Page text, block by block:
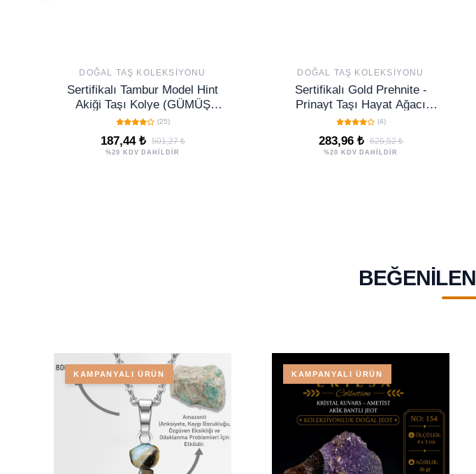
DOĞAL TAŞ KOLEKSIYONU
Sertifikalı Tambur Model Hint
Akiği Taşı Kolye (GÜMÜŞ
APARATLI)
(25)
187,44 ₺ 501,27 ₺
%20 KDV DAHİLDİR
DOĞAL TAŞ KOLEKSIYONU
Sertifikalı Gold Prehnite -
Prinayt Taşı Hayat Ağacı
Kolye - Altın Renkli
(4)
283,96 ₺ 626,52 ₺
%20 KDV DAHİLDİR
KAMPANYALI ÜRÜN KAMPANYALI ÜRÜN